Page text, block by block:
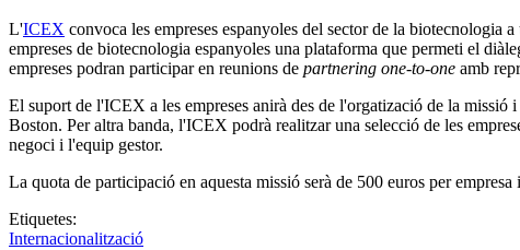
L'ICEX convoca les empreses espanyoles del sector de la biotecnologia a
empreses de biotecnologia espanyoles una plataforma que permeti el
empreses podran participar en reunions de partnering one-to-one amb
El suport de l'ICEX a les empreses anirà des de l'orgatizació de la missió
Boston. Per altra banda, l'ICEX podrà realitzar una selecció de les
negoci i l'equip gestor.
La quota de participació en aquesta missió serà de 500 euros per
Etiquetes:
Internacionalització